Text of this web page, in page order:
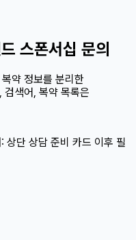
스폰서십 문의
약 정보를 분리한
검색어, 복약 목록은
상단 상담 준비 카드 이후 필